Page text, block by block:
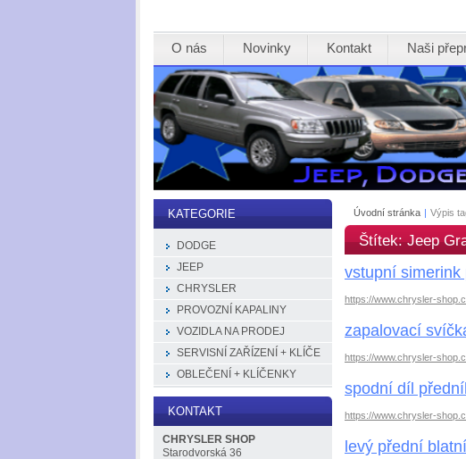
O nás Novinky Kontakt Naši
Úvodní stránka | Výpis
Štítek: Jeep
vstupní
https://www.chrysler-
zapalovací
https://www.chrysler-
spodní díl
https://www.chrysler-
levý přední
KATEGORIE
DODGE
JEEP
CHRYSLER
PROVOZNÍ KAPALINY
VOZIDLA NA PRODEJ
SERVISNÍ ZAŘÍZENÍ + KLÍČE
OBLEČENÍ + KLÍČENKY
KONTAKT
CHRYSLER SHOP
Starodvorská 36